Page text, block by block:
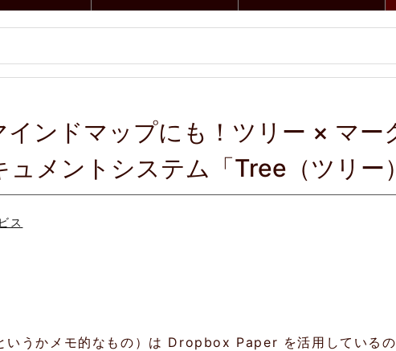
インドマップにも！ツリー × マー
ュメントシステム「Tree（ツリー
ス
いうかメモ的なもの）は Dropbox Paper を活用しているの